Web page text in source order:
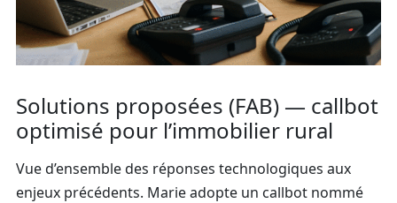
Solutions proposées (FAB) — callbot
optimisé pour l’immobilier rural
Vue d’ensemble des réponses technologiques aux
enjeux précédents. Marie adopte un callbot nommé